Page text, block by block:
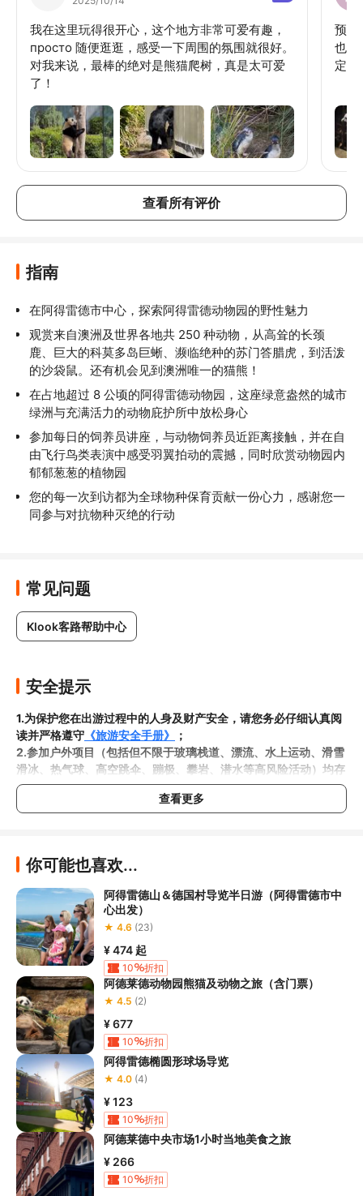
我在这里玩得很开心，这个地方非常可爱有趣，
просто 随便逛逛，感受一下周围的氛围就很好。
对我来说，最棒的绝对是熊猫爬树，真是太可爱
了！
预订
也不
定会
查看所有评价
指南
在阿得雷德市中心，探索阿得雷德动物园的野性魅力
观赏来自澳洲及世界各地共 250 种动物，从高耸的长颈
鹿、巨大的科莫多岛巨蜥、濒临绝种的苏门答腊虎，到活泼
的沙袋鼠。还有机会见到澳洲唯一的猫熊！
在占地超过 8 公顷的阿得雷德动物园，这座绿意盎然的城市
绿洲与充满活力的动物庇护所中放松身心
参加每日的饲养员讲座，与动物饲养员近距离接触，并在自
由飞行鸟类表演中感受羽翼拍动的震撼，同时欣赏动物园内
郁郁葱葱的植物园
您的每一次到访都为全球物种保育贡献一份心力，感谢您一
同参与对抗物种灭绝的行动
常见问题
Klook客路帮助中心
安全提示
1.为保护您在出游过程中的人身及财产安全，请您务必仔细认真阅
读并严格遵守 《旅游安全手册》
；
2.参加户外项目（包括但不限于玻璃栈道、漂流、水上运动、滑雪
滑冰、热气球、高空跳伞、蹦极、攀岩、潜水等高风险活动）均存
在一定风险，请您在参与相应项目之前充分了解《安全防护指
，在结合自身身体真实状况、年龄等情况并充分参考当地相关
龄、准入身高及准入体重等准入要求
成行的后果由您自行承担；
4.禁止孕妇、患有高血压、心脏病等不适合刺激性游玩项目的疾病
患者及严重恐高、体质较弱的游客参加本项目，若您隐瞒前述情况
参加本项目发生意外的，由您本人承担一切责任，因此给旅行社造
5.在项目过程中您需要全程正确穿戴安全护具，戴眼镜的游客应当
做好相应防护，避免发生意外事件
可抗力导致无法成行的，请您听从旅行社工作人员的安排参加活
动；
6.若您在项目过程中感到任何不适，请及时与项目工作人员进行沟
查看更多
你可能也喜欢...
阿得雷德山＆德国村导览半日游（阿得雷德市中
心出发）
★ 4.6 (23)
¥ 474 起
10 折扣
阿德莱德动物园熊猫及动物之旅（含门票）
★ 4.5 (2)
¥ 677
10 折扣
阿得雷德椭圆形球场导览
★ 4.0 (4)
¥ 123
10 折扣
阿德莱德中央市场1小时当地美食之旅
¥ 266
10 折扣